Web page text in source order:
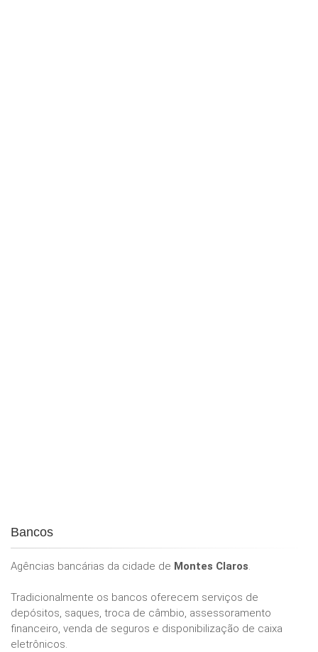
Bancos
Agências bancárias da cidade de Montes Claros.
Tradicionalmente os bancos oferecem serviços de
depósitos, saques, troca de câmbio, assessoramento
financeiro, venda de seguros e disponibilização de caixa
eletrônicos.